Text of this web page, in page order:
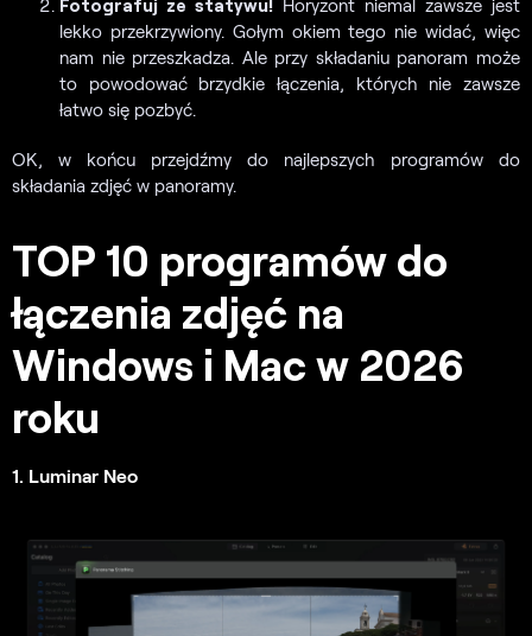
Fotografuj ze statywu! Horyzont niemal zawsze jest
lekko przekrzywiony. Gołym okiem tego nie widać, więc
nam nie przeszkadza. Ale przy składaniu panoram może
to powodować brzydkie łączenia, których nie zawsze
łatwo się pozbyć.
OK, w końcu przejdźmy do najlepszych programów do
składania zdjęć w panoramy.
TOP 10 programów do
łączenia zdjęć na
Windows i Mac w 2026
roku
1. Luminar Neo